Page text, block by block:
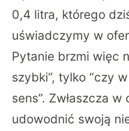
0,4 litra, którego
uświadczymy w
Pytanie brzmi więc
szybki”, tylko “czy
sens”. Zwłaszcza
udowodnić swoją